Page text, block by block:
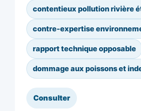
contentieux pollution rivière
contre-expertise
rapport technique opposable
dommage aux poissons et